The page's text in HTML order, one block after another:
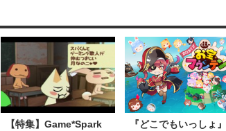
【特集】Game*Spark
『どこでもいっしょ』